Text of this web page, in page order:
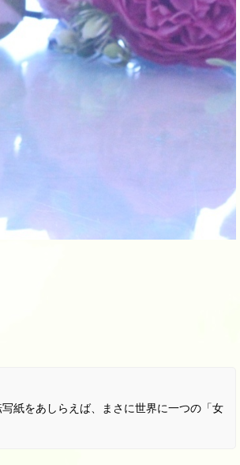
紙をあしらえば、まさに世界に一つの「女